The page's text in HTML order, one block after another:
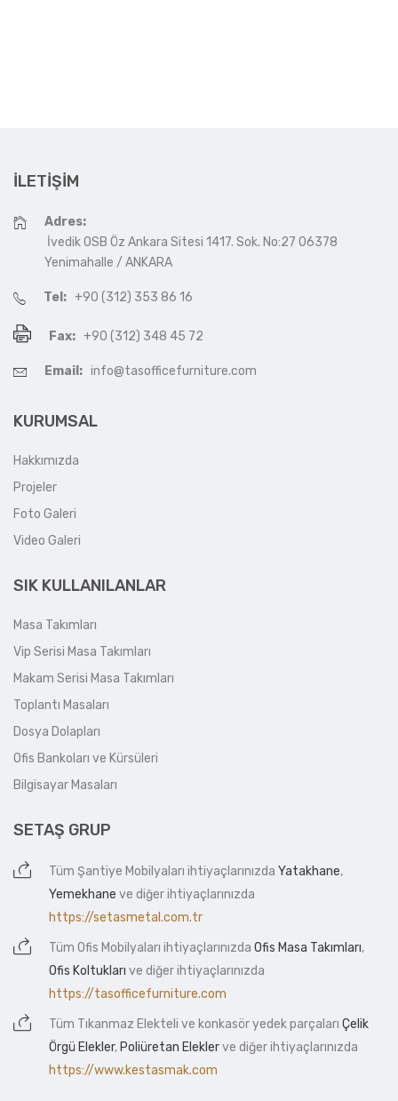
İLETIŞIM
Adres:
İvedik OSB Öz Ankara Sitesi 1417. Sok. No:27 06378
Yenimahalle / ANKARA
Tel: +90 (312) 353 86 16
Fax: +90 (312) 348 45 72
Email: info@tasofficefurniture.com
KURUMSAL
Hakkımızda
Projeler
Foto Galeri
Video Galeri
SIK KULLANILANLAR
Masa Takımları
Vip Serisi Masa Takımları
Makam Serisi Masa Takımları
Toplantı Masaları
Dosya Dolapları
Ofis Bankoları ve Kürsüleri
Bilgisayar Masaları
SETAŞ GRUP
Tüm Şantiye Mobilyaları ihtiyaçlarınızda Yatakhane,
Yemekhane ve diğer ihtiyaçlarınızda
https://setasmetal.com.tr
Tüm Ofis Mobilyaları ihtiyaçlarınızda Ofis Masa Takımları,
Ofis Koltukları ve diğer ihtiyaçlarınızda
https://tasofficefurniture.com
Tüm Tıkanmaz Elekteli ve konkasör yedek parçaları Çelik
Örgü Elekler, Poliüretan Eleklerve diğer ihtiyaçlarınızda
https://www.kestasmak.com